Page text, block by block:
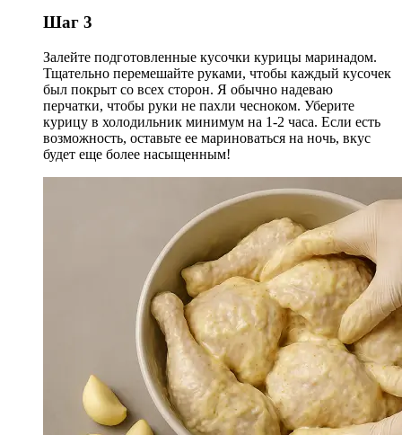
Шаг 3
Залейте подготовленные кусочки курицы маринадом.
Тщательно перемешайте руками, чтобы каждый кусочек
был покрыт со всех сторон. Я обычно надеваю
перчатки, чтобы руки не пахли чесноком. Уберите
курицу в холодильник минимум на 1-2 часа. Если есть
возможность, оставьте ее мариноваться на ночь, вкус
будет еще более насыщенным!